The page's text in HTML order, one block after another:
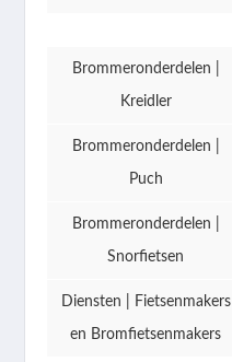
Brommeronderdelen |
Kreidler
Brommeronderdelen |
Puch
Brommeronderdelen |
Snorfietsen
Diensten | Fietsenmakers
en Bromfietsenmakers